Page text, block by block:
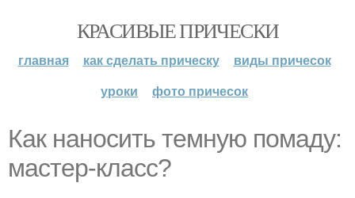
КРАСИВЫЕ ПРИЧЕСКИ
главная как сделать прическу
виды причесок
уроки
фото причесок
Как наносить темную помаду:
мастер-класс?